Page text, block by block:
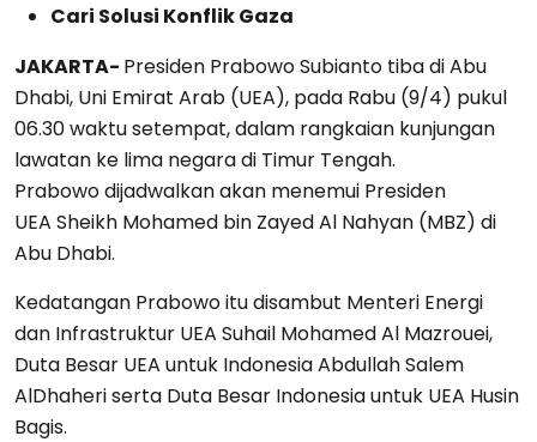
Cari Solusi Konflik Gaza
JAKARTA- Presiden Prabowo Subianto tiba di Abu
Dhabi, Uni Emirat Arab (UEA), pada Rabu (9/4) pukul
06.30 waktu setempat, dalam rangkaian kunjungan
lawatan ke lima negara di Timur Tengah.
Prabowo dijadwalkan akan menemui Presiden
UEA Sheikh Mohamed bin Zayed Al Nahyan (MBZ) di
Abu Dhabi.
Kedatangan Prabowo itu disambut Menteri Energi
dan Infrastruktur UEA Suhail Mohamed Al Mazrouei,
Duta Besar UEA untuk Indonesia Abdullah Salem
AlDhaheri serta Duta Besar Indonesia untuk UEA Husin
Bagis.